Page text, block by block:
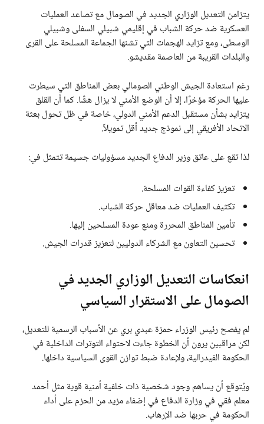
يتزامن التعديل الوزاري الجديد في الصومال مع تصاعد العمليات
العسكرية ضد حركة الشباب في إقليمي شبيلي السفلى وشبيلي
الوسطى، ومع تزايد الهجمات التي تشنها الجماعة المسلحة على القرى
والبلدات القريبة من العاصمة مقديشو.
رغم استعادة الجيش الوطني الصومالي بعض المناطق التي سيطرت
عليها الحركة مؤخرًا، إلا أن الوضع الأمني لا يزال هشًا. كما أن القلق
يتزايد بشأن مستقبل الدعم الأمني الدولي، خاصة في ظل تحول بعثة
الاتحاد الأفريقي إلى نموذج جديد أقل تمويلاً.
لذا تقع على عاتق وزير الدفاع الجديد مسؤوليات جسيمة تتمثل في:
تعزيز كفاءة القوات المسلحة.
تكثيف العمليات ضد معاقل حركة الشباب.
تأمين المناطق المحررة ومنع عودة المسلحين إليها.
تحسين التعاون مع الشركاء الدوليين لتعزيز قدرات الجيش.
انعكاسات التعديل الوزاري الجديد في
الصومال على الاستقرار السياسي
لم يفصح رئيس الوزراء حمزة عبدي بري عن الأسباب الرسمية للتعديل،
لكن مراقبين يرون أن الخطوة جاءت لاحتواء التوترات الداخلية في
الحكومة الفيدرالية، ولإعادة ضبط توازن القوى السياسية داخلها.
ويُتوقع أن يساهم وجود شخصية ذات خلفية أمنية قوية مثل أحمد
معلم فقي في وزارة الدفاع في إضفاء مزيد من الحزم على أداء
الحكومة في حربها ضد الإرهاب.